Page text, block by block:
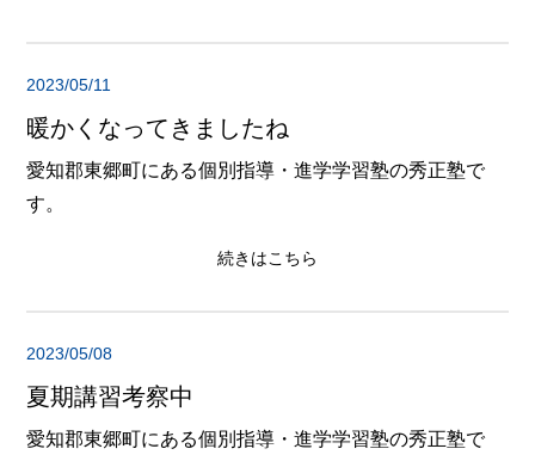
2023/05/11
暖かくなってきましたね
愛知郡東郷町にある個別指導・進学学習塾の秀正塾で
す。
続きはこちら
2023/05/08
夏期講習考察中
愛知郡東郷町にある個別指導・進学学習塾の秀正塾で